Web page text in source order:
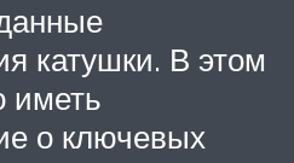
катушки. В этом
иметь
о ключевых